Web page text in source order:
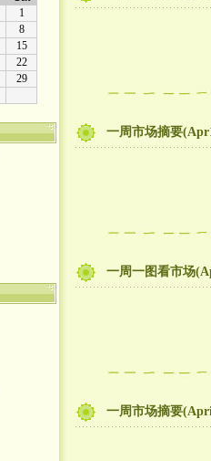
一周市场摘要
一周一图看市场
一周市场摘要